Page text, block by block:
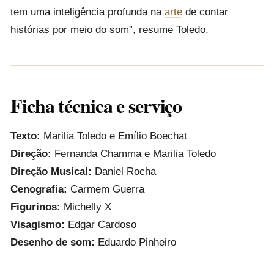
tem uma inteligência profunda na arte de contar
histórias por meio do som”, resume Toledo.
Ficha técnica e serviço
Texto: Marilia Toledo e Emílio Boechat
Direção: Fernanda Chamma e Marilia Toledo
Direção Musical: Daniel Rocha
Cenografia: Carmem Guerra
Figurinos: Michelly X
Visagismo: Edgar Cardoso
Desenho de som: Eduardo Pinheiro